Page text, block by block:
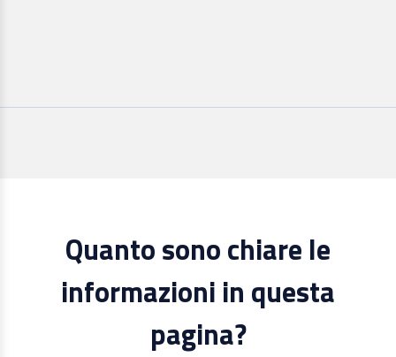
Quanto sono chiare le
informazioni in questa
pagina?